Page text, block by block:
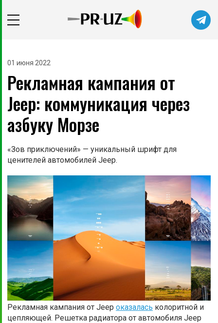
01 июня 2022
Рекламная кампания от
Jeep: коммуникация через
азбуку Морзе
«Зов приключений» — уникальный шрифт для
ценителей автомобилей Jeep.
Рекламная кампания от Jeep оказалась колоритной и
цепляющей. Решетка радиатора от автомобиля Jeep